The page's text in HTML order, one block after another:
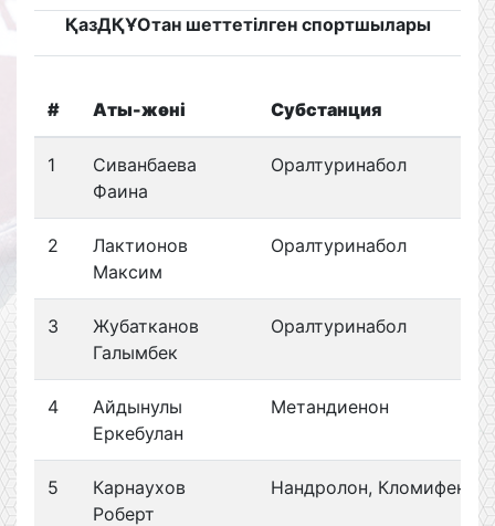
ҚазДҚҰОтан шеттетілген спортшылары
# Аты-жөні Субстанция
1
Сиванбаева
Фаина
Оралтуринабол
2
Лактионов
Максим
Оралтуринабол
3
Жубатканов
Галымбек
Оралтуринабол
4
Айдынулы
Еркебулан
Метандиенон
5
Карнаухов
Роберт
Нандролон, Кломифен